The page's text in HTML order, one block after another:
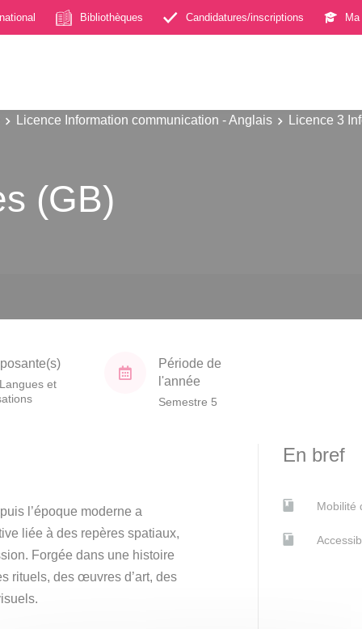
Bibliothèques Candidatures/inscriptions Ma
Licence Information communication - Anglais
Licence 3
(GB)
et
Période de
l'année
Semestre 5
l’époque moderne a
liée à des repères spatiaux,
Forgée dans une histoire
rituels, des œuvres d’art, des
En bref
Mobilité